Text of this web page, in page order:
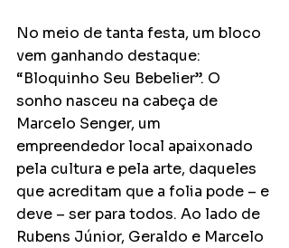
No meio de tanta festa, um bloco
vem ganhando destaque:
“Bloquinho Seu Bebelier”. O
sonho nasceu na cabeça de
Marcelo Senger, um
empreendedor local apaixonado
pela cultura e pela arte, daqueles
que acreditam que a folia pode – e
deve – ser para todos. Ao lado de
Rubens Júnior, Geraldo e Marcelo